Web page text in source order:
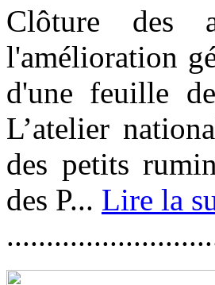
Clôture des
l'amélioration
d'une feuille
L’atelier
des petits
des P... Lire la